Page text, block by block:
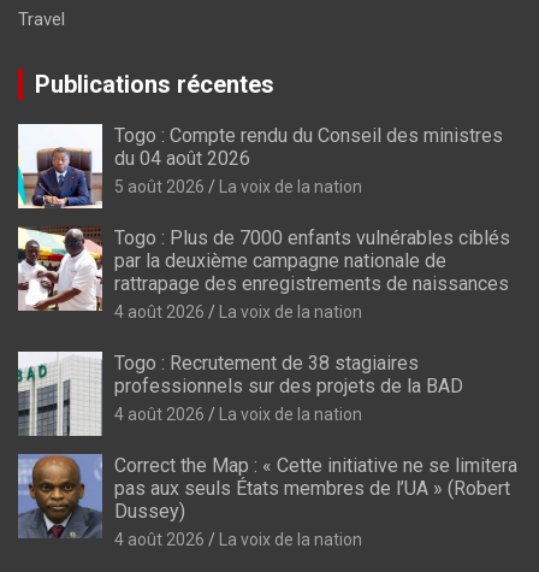
Travel
Publications récentes
Togo : Compte rendu du Conseil des ministres
du 04 août 2026
5 août 2026 La voix de la nation
Togo : Plus de 7000 enfants vulnérables ciblés
par la deuxième campagne nationale de
rattrapage des enregistrements de naissances
4 août 2026 La voix de la nation
Togo : Recrutement de 38 stagiaires
professionnels sur des projets de la BAD
4 août 2026 La voix de la nation
Correct the Map : « Cette initiative ne se limitera
pas aux seuls États membres de l’UA » (Robert
Dussey)
4 août 2026 La voix de la nation